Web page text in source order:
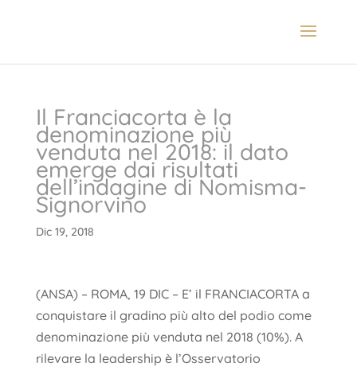
Il Franciacorta è la
denominazione più
venduta nel 2018: il dato
emerge dai risultati
dell’indagine di Nomisma-
Signorvino
Dic 19, 2018
(ANSA) – ROMA, 19 DIC – E’ il FRANCIACORTA a
conquistare il gradino più alto del podio come
denominazione più venduta nel 2018 (10%). A
rilevare la leadership è l’Osservatorio